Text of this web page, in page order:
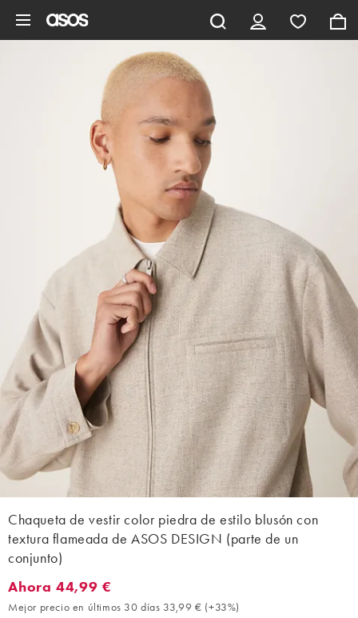
Chaqueta de vestir color piedra de estilo blusón con
textura flameada de ASOS DESIGN (parte de un
conjunto)
Ahora 44,99 €. Mejor precio en últimos 30 días 33,99 €
Ahora 44,99 €
Mejor precio en últimos 30 días 33,99 € (+33%)